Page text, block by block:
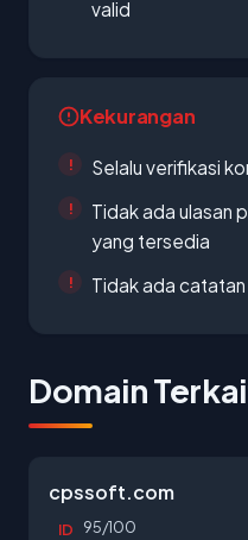
valid
Kekurangan
Selalu verifikasi
Tidak ada ulasan
yang tersedia
Tidak ada catatan
Domain
cpssoft.com
ID 95/100